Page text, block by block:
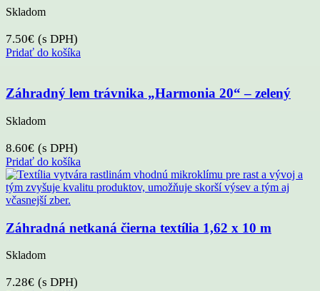
Skladom
7.50€ (s DPH)
Pridať do košíka
Záhradný lem trávnika „Harmonia 20“ – zelený
Skladom
8.60€ (s DPH)
Pridať do košíka
Záhradná netkaná čierna textília 1,62 x 10 m
Skladom
7.28€ (s DPH)